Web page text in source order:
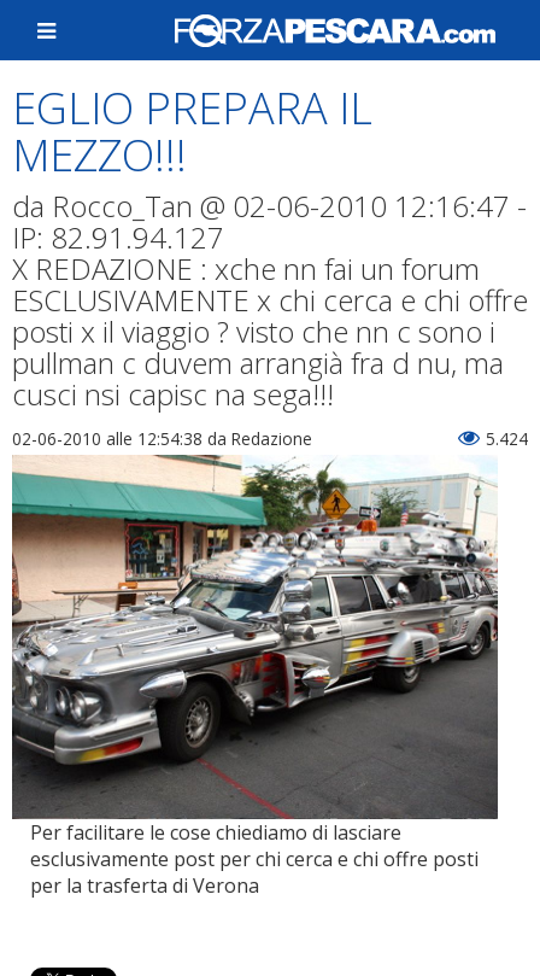
EGLIO PREPARA IL
MEZZO!!!
da Rocco_Tan @ 02-06-2010 12:16:47 -
IP: 82.91.94.127
X REDAZIONE : xche nn fai un forum
ESCLUSIVAMENTE x chi cerca e chi offre
posti x il viaggio ? visto che nn c sono i
pullman c duvem arrangià fra d nu, ma
cusci nsi capisc na sega!!!
02-06-2010 alle 12:54:38 da Redazione 5.424
Per facilitare le cose chiediamo di lasciare
esclusivamente post per chi cerca e chi offre posti
per la trasferta di Verona